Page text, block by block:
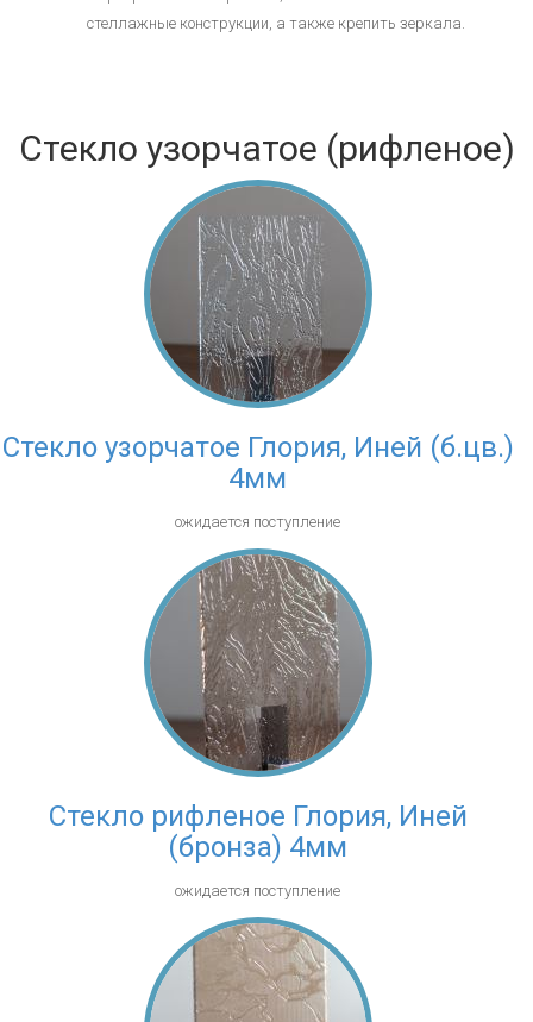
стеллажные конструкции, а также крепить зеркала.
Стекло узорчатое (рифленое)
Стекло узорчатое Глория, Иней (б.цв.)
4мм
ожидается поступление
Стекло рифленое Глория, Иней
(бронза) 4мм
ожидается поступление